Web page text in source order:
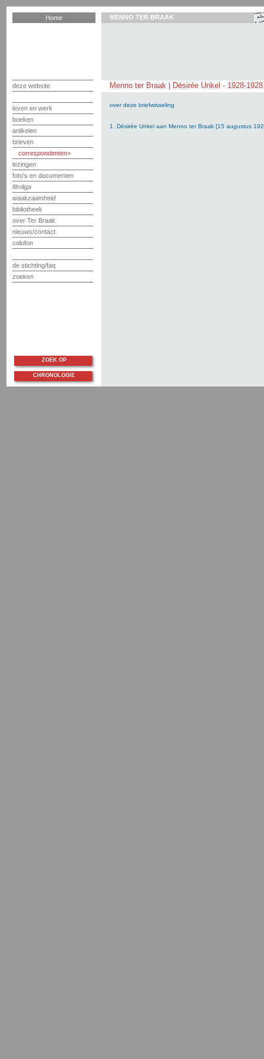
Home
deze website
leven en werk
boeken
artikelen
brieven
correspondenten
lezingen
foto's en documenten
filmliga
waakzaamheid
bibliotheek
over Ter Braak
nieuws/contact
colofon
de stichting/faq
zoeken
MENNO TER BRAAK
Menno ter Braak | Désirée Unkel - 1928-1928
over deze briefwisseling
1. Désirée Unkel aan Menno ter Braak [15 augustus
ZOEK OP
CHRONOLOGIE